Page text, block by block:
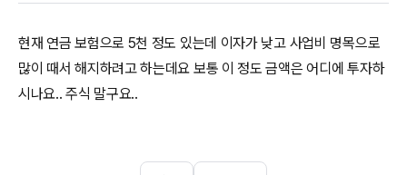
현재 연금 보험으로 5천 정도 있는데 이자가 낮고 사업비 명목으로
많이 때서 해지하려고 하는데요 보통 이 정도 금액은 어디에 투자하
시나요.. 주식 말구요..